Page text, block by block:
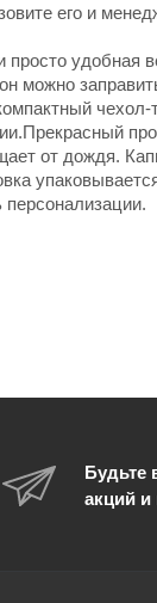
его и
удобная
можно
от дождя.
Будьте
акций и